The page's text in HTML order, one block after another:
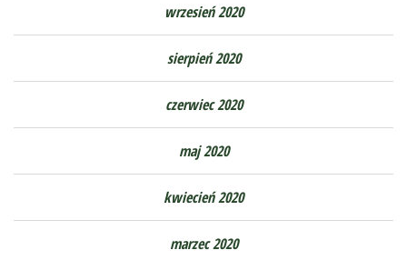
wrzesień 2020
sierpień 2020
czerwiec 2020
maj 2020
kwiecień 2020
marzec 2020